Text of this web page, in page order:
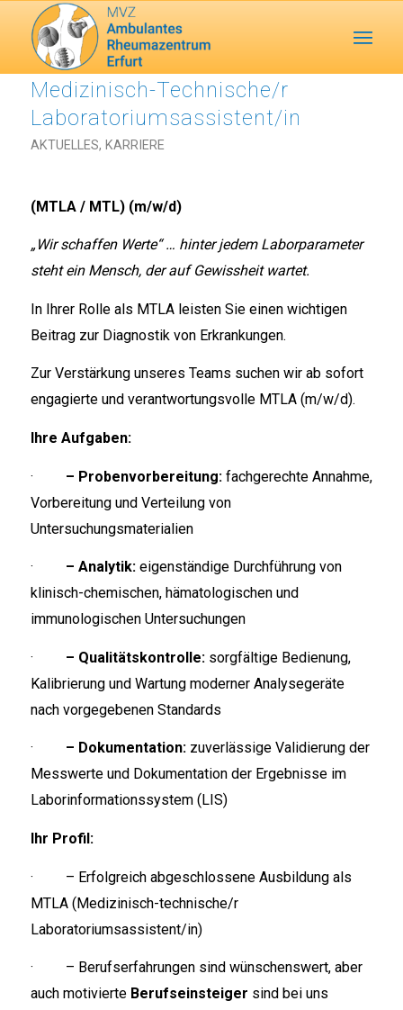
Medizinisch-Technische/r
Laboratoriumsassistent/in
AKTUELLES, KARRIERE
(MTLA / MTL) (m/w/d)
„Wir schaffen Werte“ … hinter jedem Laborparameter
steht ein Mensch, der auf Gewissheit wartet.
In Ihrer Rolle als MTLA leisten Sie einen wichtigen
Beitrag zur Diagnostik von Erkrankungen.
Zur Verstärkung unseres Teams suchen wir ab sofort
engagierte und verantwortungsvolle MTLA (m/w/d).
Ihre Aufgaben:
· – Probenvorbereitung:fachgerechte Annahme,
Vorbereitung und Verteilung von
Untersuchungsmaterialien
· – Analytik:eigenständige Durchführung von
klinisch-chemischen, hämatologischen und
immunologischen Untersuchungen
· – Qualitätskontrolle:sorgfältige Bedienung,
Kalibrierung und Wartung moderner Analysegeräte
nach vorgegebenen Standards
· – Dokumentation:zuverlässige Validierung der
Messwerte und Dokumentation der Ergebnisse im
Laborinformationssystem (LIS)
Ihr Profil:
· – Erfolgreich abgeschlossene Ausbildung als
MTLA (Medizinisch-technische/r
Laboratoriumsassistent/in)
· – Berufserfahrungen sind wünschenswert, aber
auch motivierte Berufseinsteiger sind bei uns